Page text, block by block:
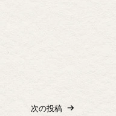
次の投稿